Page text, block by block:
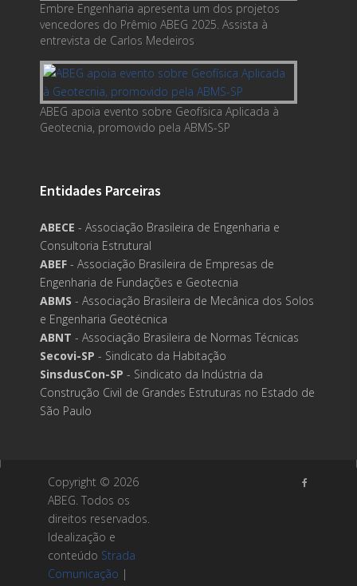
Embre Engenharia apresenta um dos projetos
vencedores do Prêmio ABEG 2025. Assista à
entrevista de Carlos Medeiros
ABEG apoia evento sobre Geofísica Aplicada à
Geotecnia, promovido pela ABMS-SP
Entidades Parceiras
ABECE - Associação Brasileira de Engenharia e
Consultoria Estrutural
ABEF - Associação Brasileira de Empresas de
Engenharia de Fundações e Geotecnia
ABMS - Associação Brasileira de Mecânica dos Solos
e Engenharia Geotécnica
ABNT - Associação Brasileira de Normas Técnicas
Secovi-SP - Sindicato da Habitação
SinsdusCon-SP - Sindicato da Indústria da
Construção Civil de Grandes Estruturas no Estado de
São Paulo
Copyright © 2026
ABEG. Todos os
direitos reservados.
Idealização e
conteúdo Strada
Comunicação |